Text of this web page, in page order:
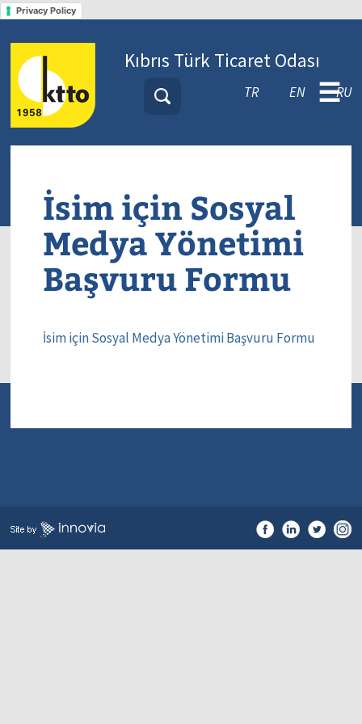
Privacy Policy
Kıbrıs Türk Ticaret Odası
TR EN RU
☰
İsim için Sosyal
Medya Yönetimi
Başvuru Formu
İsim için Sosyal Medya Yönetimi Başvuru Formu